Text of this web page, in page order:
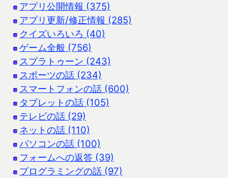
アプリ公開情報 (375)
アプリ更新/修正情報 (285)
クイズいろいろ (40)
ゲーム全般 (756)
スプラトゥーン (243)
スポーツの話 (234)
スマートフォンの話 (600)
タブレットの話 (105)
テレビの話 (29)
ネットの話 (110)
パソコンの話 (100)
フォームへの返答 (39)
プログラミングの話 (97)